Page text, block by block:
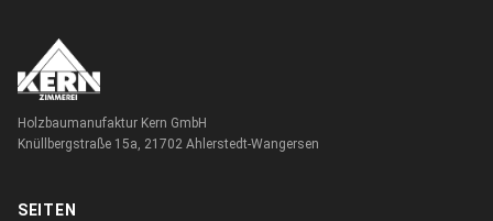
Holzbaumanufaktur Kern GmbH
Knüllbergstraße 15a, 21702 Ahlerstedt-Wangersen
SEITEN